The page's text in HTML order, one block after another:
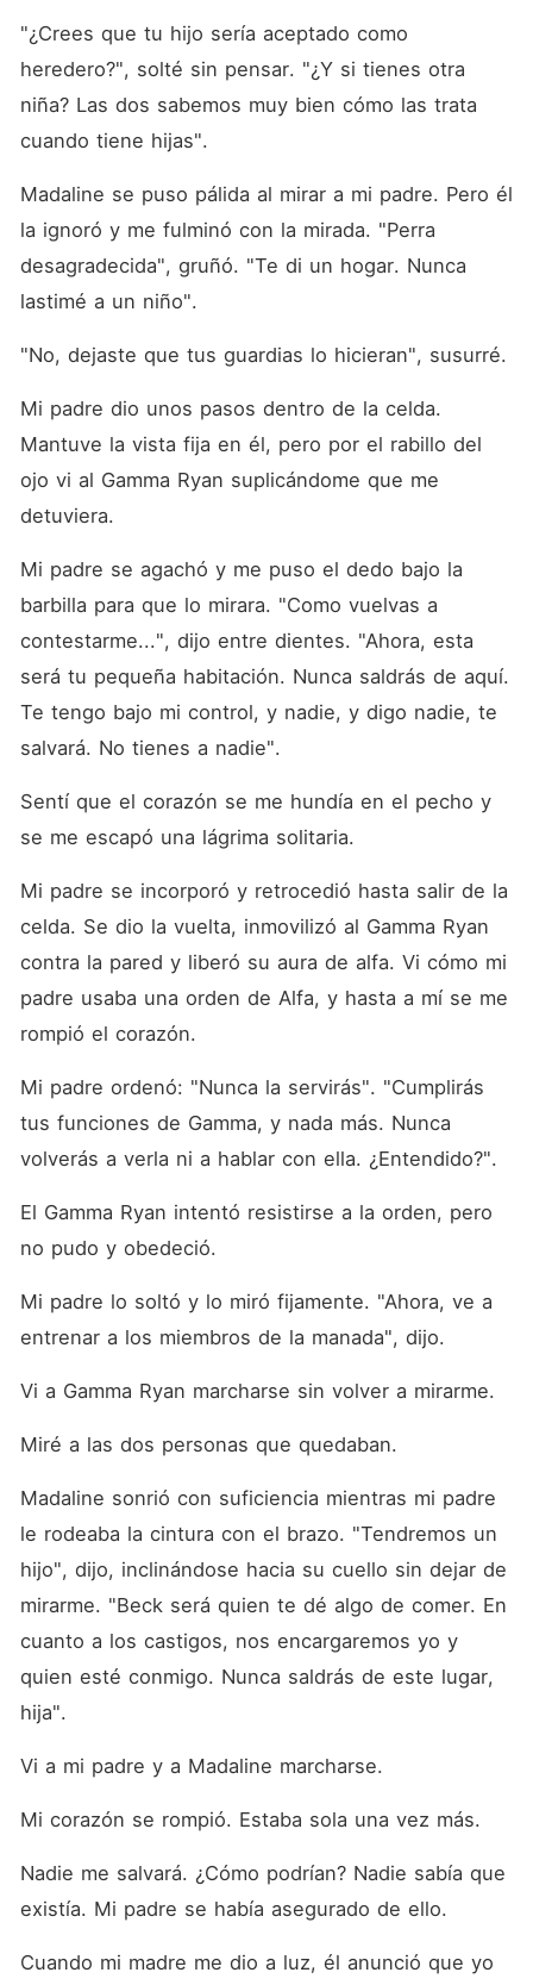
"¿Crees que tu hijo sería aceptado como
heredero?", solté sin pensar. "¿Y si tienes otra
niña? Las dos sabemos muy bien cómo las trata
cuando tiene hijas".
Madaline se puso pálida al mirar a mi padre. Pero él
la ignoró y me fulminó con la mirada. "Perra
desagradecida", gruñó. "Te di un hogar. Nunca
lastimé a un niño".
"No, dejaste que tus guardias lo hicieran", susurré.
Mi padre dio unos pasos dentro de la celda.
Mantuve la vista fija en él, pero por el rabillo del
ojo vi al Gamma Ryan suplicándome que me
detuviera.
Mi padre se agachó y me puso el dedo bajo la
barbilla para que lo mirara. "Como vuelvas a
contestarme...", dijo entre dientes. "Ahora, esta
será tu pequeña habitación. Nunca saldrás de aquí.
Te tengo bajo mi control, y nadie, y digo nadie, te
salvará. No tienes a nadie".
Sentí que el corazón se me hundía en el pecho y
se me escapó una lágrima solitaria.
Mi padre se incorporó y retrocedió hasta salir de la
celda. Se dio la vuelta, inmovilizó al Gamma Ryan
contra la pared y liberó su aura de alfa. Vi cómo mi
padre usaba una orden de Alfa, y hasta a mí se me
rompió el corazón.
Mi padre ordenó: "Nunca la servirás". "Cumplirás
tus funciones de Gamma, y nada más. Nunca
volverás a verla ni a hablar con ella. ¿Entendido?".
El Gamma Ryan intentó resistirse a la orden, pero
no pudo y obedeció.
Mi padre lo soltó y lo miró fijamente. "Ahora, ve a
entrenar a los miembros de la manada", dijo.
Vi a Gamma Ryan marcharse sin volver a mirarme.
Miré a las dos personas que quedaban.
Madaline sonrió con suficiencia mientras mi padre
le rodeaba la cintura con el brazo. "Tendremos un
hijo", dijo, inclinándose hacia su cuello sin dejar de
mirarme. "Beck será quien te dé algo de comer. En
cuanto a los castigos, nos encargaremos yo y
quien esté conmigo. Nunca saldrás de este lugar,
hija".
Vi a mi padre y a Madaline marcharse.
Mi corazón se rompió. Estaba sola una vez más.
Nadie me salvará. ¿Cómo podrían? Nadie sabía que
existía. Mi padre se había asegurado de ello.
Cuando mi madre me dio a luz, él anunció que yo